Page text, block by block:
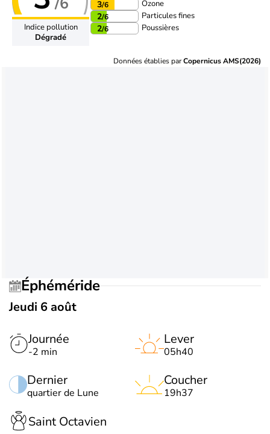
Indice pollution
Dégradé
3/6 Ozone
2/6 Particules fines
2/6 Poussières
Données établies parCopernicus AMS(2026)
Éphéméride
Jeudi 6 août
Journée
-2 min
Dernier
quartier de Lune
Lever
05h40
Coucher
19h37
Saint Octavien